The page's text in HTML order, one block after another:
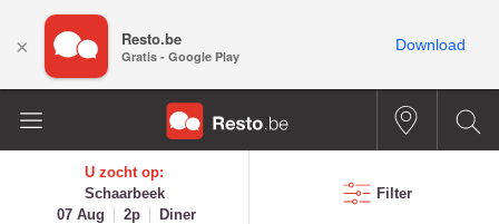
U zocht op:
Schaarbeek
07 Aug
2p Diner
Filter
× Resto.be
Gratis - Google Play
Download